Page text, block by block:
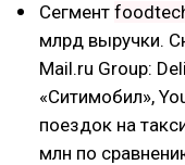
Сегмент
млрд выручки.
Mail.ru Group:
«Ситимобил»,
поездок на
млн по